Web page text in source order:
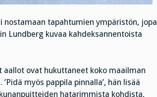
nostamaan tapahtumien ympäristön, jopa
Lundberg kuvaa kahdeksannentoista
ovat hukuttaneet koko maailman
myös pappila pinnalla’, hän lisää
hatarimmista kohdista,